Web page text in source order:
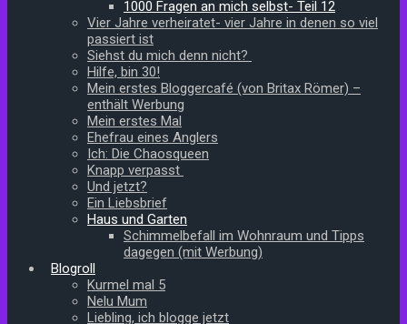
1000 Fragen an mich selbst- Teil 12
Vier Jahre verheiratet- vier Jahre in denen so viel
passiert ist
Siehst du mich denn nicht?
Hilfe, bin 30!
Mein erstes Bloggercafé (von Britax Römer) –
enthält Werbung
Mein erstes Mal
Ehefrau eines Anglers
Ich: Die Chaosqueen
Knapp verpasst
Und jetzt?
Ein Liebsbrief
Haus und Garten
Schimmelbefall im Wohnraum und Tipps
dagegen (mit Werbung)
Blogroll
Kurmel mal 5
Nelu Mum
Liebling, ich blogge jetzt